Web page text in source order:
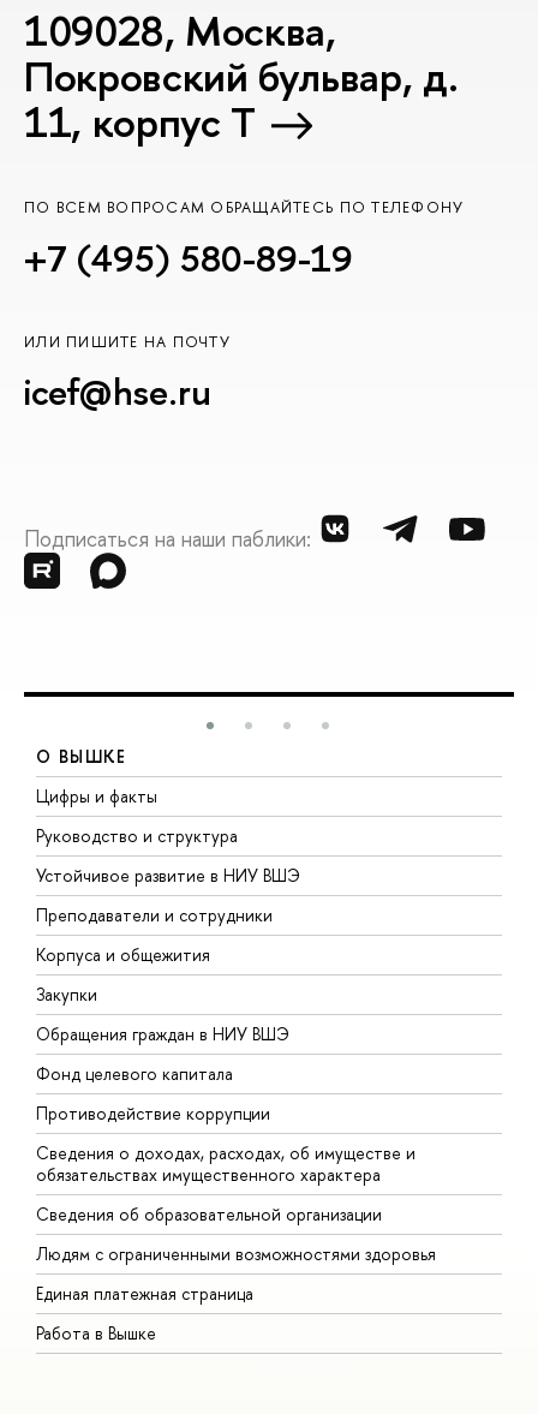
109028, Москва,
Покровский бульвар, д.
11, корпус T
ПО ВСЕМ ВОПРОСАМ ОБРАЩАЙТЕСЬ ПО ТЕЛЕФОНУ
+7 (495) 580-89-19
ИЛИ ПИШИТЕ НА ПОЧТУ
icef@hse.ru
Подписаться на наши паблики:
О ВЫШКЕ
Цифры и факты
Руководство и структура
Устойчивое развитие в НИУ ВШЭ
Преподаватели и сотрудники
Корпуса и общежития
Закупки
Обращения граждан в НИУ ВШЭ
Фонд целевого капитала
Противодействие коррупции
Сведения о доходах, расходах, об имуществе и
обязательствах имущественного характера
Сведения об образовательной организации
Людям с ограниченными возможностями здоровья
Единая платежная страница
Работа в Вышке